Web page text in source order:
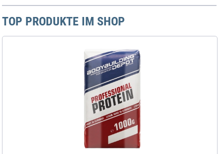
TOP PRODUKTE IM SHOP